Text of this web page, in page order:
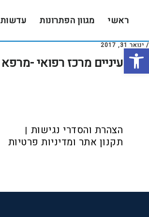
פתח סרגל נגישות
footerראשי מגוון הפתרונות עדשות TOTAL
/ ינואר 31, 2017
שבע עיניים מרכז רפואי -מרפא
Footer
הצהרת והסדרי נגישות
תקנון אתר ומדיניות פרטיות